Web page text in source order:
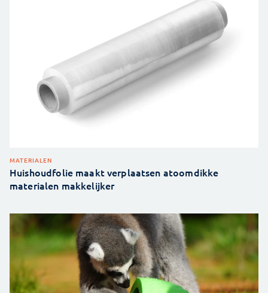
MATERIALEN
Huishoudfolie maakt verplaatsen atoomdikke
materialen makkelijker